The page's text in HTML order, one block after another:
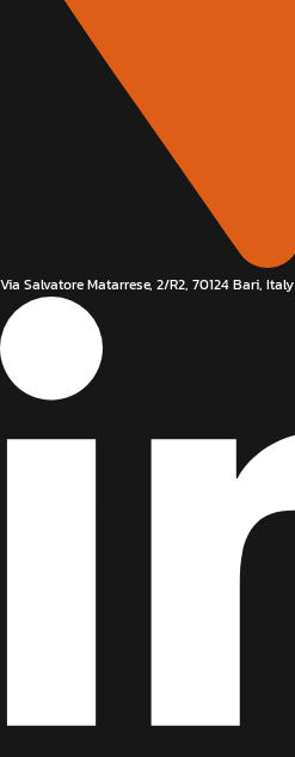
Via Salvatore Matarrese, 2/R2, 70124 Bari, Italy